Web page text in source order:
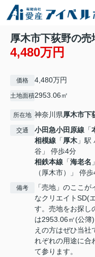
厚木市下荻野の売
4,480万円
価格 4,480万円
土地面積2953.06㎡
所在地 神奈川県厚木市下
交通 小田急小田原線 「
相模線 「厚木 」
谷」 停歩4分
相鉄本線 「海老名
（厚木市）」 停
備考
「売地」のここ
なクリエイトSD(
す。売地をお探し
は2953.06㎡(公簿
えの方はぜひ当社
れぞれの用途に合
て参ります。